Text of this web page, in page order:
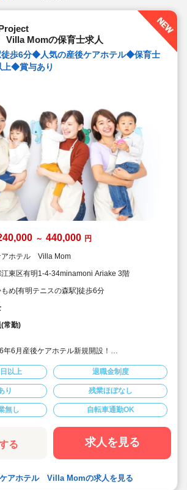
Momの保育士求人
徒歩6分◆人気の産後ケアホテル◆保育士
◆賞与あり
～ 440,000 円
アホテル Villa Mom
東区有明1-4-34minamoni Ariake 3階
め[有明テニスの森駅]徒歩6分
常勤)
6月産後ケアホテル新規開設！
お母さんが心身ともに回復できる癒しのデザイ
で新しく清潔感あり心地よく勤務いただけま
万円以上！別途夜間帯の時間外手当も支給！賞
回！年間休日120日以上！
は東京証券取引所グロース市場上場していま
以上 退職金制度
り 残業ほぼなし
無し 自転車通勤OK
る 求人を見る
アホテル Villa Momの求人を見る